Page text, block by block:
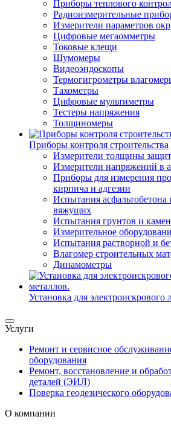
Приборы теплового
Радиоизмерительные
Измерители параметров
Цифровые мегаомметры
Токовые клещи
Шумомеры
Видеоэндоскопы
Термогигрометры
Тахометры
Цифровые мультиметры
Тестеры напряжения
Толщиномеры
Приборы контроля строительства
Измерители толщины
Измерители напряжений в
Приборы для измерения
кирпича и адгезии
Испытания асфальтобетона
вяжущих
Испытания грунтов и
Измерительное
Испытания растворной и
Влагомер строительных
Динамометры
Установка для электроискрового
Услуги
Ремонт и сервисное
оборудования
Ремонт, восстановление и
деталей (ЭИЛ)
Поверка геодезического
О компании